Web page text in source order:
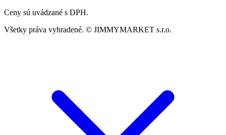
Ceny sú uvádzané s DPH.
Všetky práva vyhradené. © JIMMYMARKET s.r.o.